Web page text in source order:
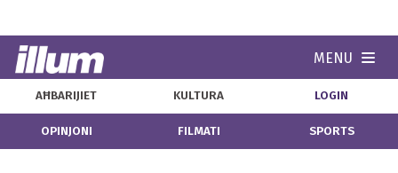
MENU
AĦBARIJIET KULTURA LOGIN
OPINJONI FILMATI SPORTS